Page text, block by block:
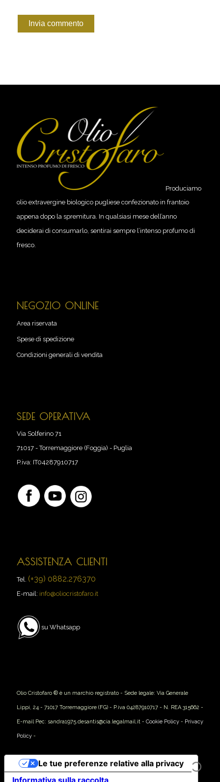
Produciamo
olio extravergine biologico pugliese confezionato in frantoio
appena dopo la spremitura. In qualsiasi mese dell’anno
deciderai di consumarlo, sentirai sempre l’intenso profumo di
fresco.
NEGOZIO ONLINE
Area riservata
Spese di spedizione
Condizioni generali di vendita
SEDE OPERATIVA
Via Solferino 71
71017-Torremaggiore (Foggia) - Puglia
P.iva: IT04287910717
ASSISTENZA CLIENTI
Tel. (+39) 0882.276370
E-mail: info@oliocristofaro.it
su Whatsapp
Olio Cristofaro ® è un marchio registrato - Sede legale: Via Generale
Lippi, 24 - 71017 Torremaggiore (FG) - P.iva 04287910717 - N. REA 315662 -
E-mail Pec: sandra1975.desantis@cia.legalmail.it - Cookie Policy- Privacy
Policy-
Le tue preferenze relative alla privacy